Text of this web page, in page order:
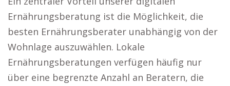
Ernährungsberatung ist die Möglichkeit, die
besten Ernährungsberater unabhängig von der
Wohnlage auszuwählen. Lokale
Ernährungsberatungen verfügen häufig nur
über eine begrenzte Anzahl an Beratern, die